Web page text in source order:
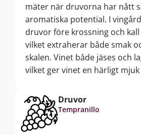
mäter när druvorna har nått
aromatiska potential. I
druvor före krossning och
vilket extraherar både smak
skalen. Vinet både jäses och
vilket ger vinet en härligt
100% nya amerikanska och
Druvor
Tempranillo